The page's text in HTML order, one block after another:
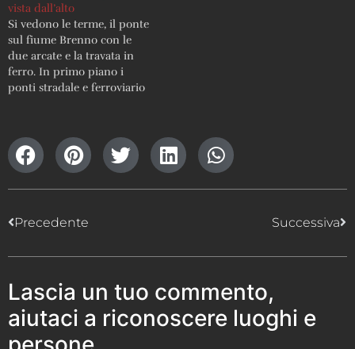
vista dall’alto
Si vedono le terme, il ponte
sul fiume Brenno con le
due arcate e la travata in
ferro. In primo piano i
ponti stradale e ferroviario
non esistente ; stampa
visionabile in loco
Precedente Successiva
Lascia un tuo commento,
aiutaci a riconoscere luoghi e